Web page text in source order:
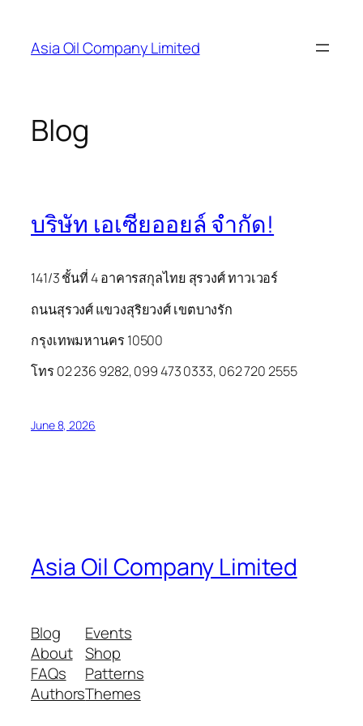
content
Asia Oil Company Limited
Blog
บริษัท เอเซียออยล์ จำกัด!
141/3 ชั้นที่ 4 อาคารสกุลไทย สุรวงศ์ ทาวเวอร์
ถนนสุรวงศ์ แขวงสุริยวงศ์ เขตบางรัก
กรุงเทพมหานคร 10500
โทร 02 236 9282, 099 473 0333, 062 720 2555
June 8, 2026
Asia Oil Company Limited
Blog
About
FAQs
Authors
Events
Shop
Patterns
Themes